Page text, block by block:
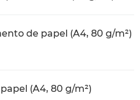
de papel (A4, 80 g/m²)
(A4, 80 g/m²)